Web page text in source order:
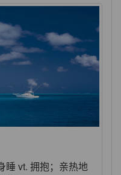
睡 vt. 拥抱；亲热地